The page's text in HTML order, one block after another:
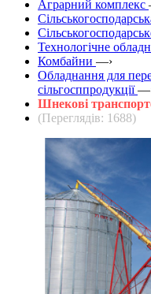
Аграрний комплекс
Технологічне
Комбайни —›
Обладнання для
сільгосппродукції
Шнекові
(Переглядів: 1688)